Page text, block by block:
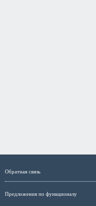
Обратная связь
Предложения по функционалу